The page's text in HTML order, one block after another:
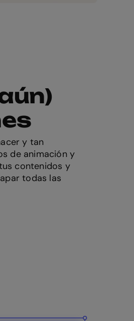
y tan
de animación y
contenidos y
todas las